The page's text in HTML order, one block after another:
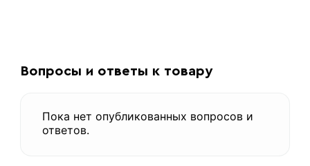
Вопросы и ответы к товару
Пока нет опубликованных вопросов и
ответов.